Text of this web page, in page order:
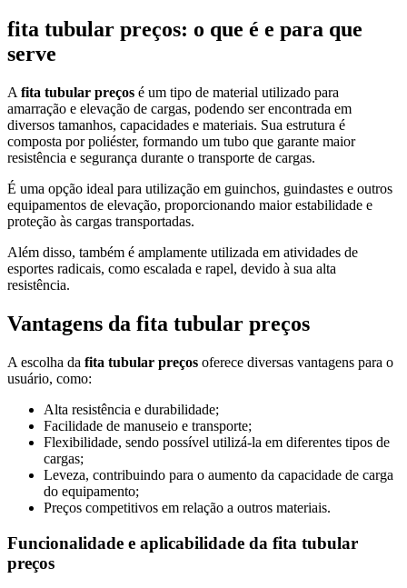
fita tubular preços: o que é e para que
serve
A fita tubular preços é um tipo de material utilizado para
amarração e elevação de cargas, podendo ser encontrada em
diversos tamanhos, capacidades e materiais. Sua estrutura é
composta por poliéster, formando um tubo que garante maior
resistência e segurança durante o transporte de cargas.
É uma opção ideal para utilização em guinchos, guindastes e outros
equipamentos de elevação, proporcionando maior estabilidade e
proteção às cargas transportadas.
Além disso, também é amplamente utilizada em atividades de
esportes radicais, como escalada e rapel, devido à sua alta
resistência.
Vantagens da fita tubular preços
A escolha da fita tubular preços oferece diversas vantagens para o
usuário, como:
Alta resistência e durabilidade;
Facilidade de manuseio e transporte;
Flexibilidade, sendo possível utilizá-la em diferentes tipos de
cargas;
Leveza, contribuindo para o aumento da capacidade de carga
do equipamento;
Preços competitivos em relação a outros materiais.
Funcionalidade e aplicabilidade da fita tubular
preços